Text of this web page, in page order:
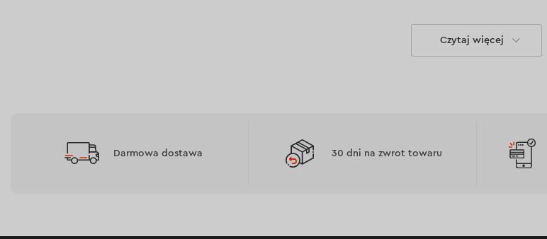
Czytaj więcej
Darmowa dostawa 30 dni na zwrot towaru